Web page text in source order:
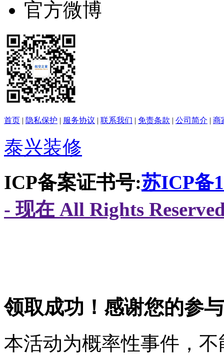
官方微博
首页 | 隐私保护 | 服务协议 | 联系我们 | 免责条款 | 公司简介 | 商
泰兴装修
ICP备案证书号:苏ICP备
- 现在 All Rights
领取成功！感谢您的参
本活动为概率性事件，